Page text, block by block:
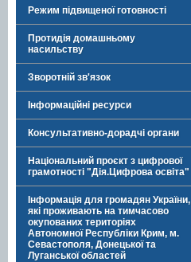
Режим підвищеної готовності
Протидія домашньому
насильству
Зворотній зв'язок
Інформаційні ресурси
Консультативно-дорадчі органи
Національний проєкт з цифрової
грамотності "Дія.Цифрова освіта"
Інформація для громадян України,
які проживають на тимчасово
окупованих територіях
Автономної Республіки Крим, м.
Севастополя, Донецької та
Луганської областей